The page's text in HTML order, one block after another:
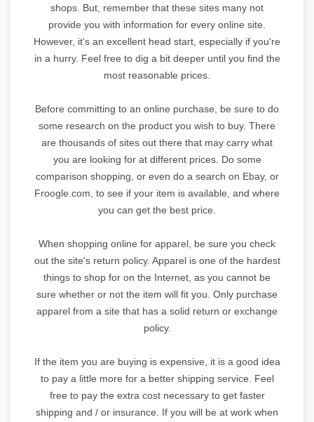
shops. But, remember that these sites many not
provide you with information for every online site.
However, it's an excellent head start, especially if you're
in a hurry. Feel free to dig a bit deeper until you find the
most reasonable prices.
Before committing to an online purchase, be sure to do
some research on the product you wish to buy. There
are thousands of sites out there that may carry what
you are looking for at different prices. Do some
comparison shopping, or even do a search on Ebay, or
Froogle.com, to see if your item is available, and where
you can get the best price.
When shopping online for apparel, be sure you check
out the site's return policy. Apparel is one of the hardest
things to shop for on the Internet, as you cannot be
sure whether or not the item will fit you. Only purchase
apparel from a site that has a solid return or exchange
policy.
If the item you are buying is expensive, it is a good idea
to pay a little more for a better shipping service. Feel
free to pay the extra cost necessary to get faster
shipping and / or insurance. If you will be at work when